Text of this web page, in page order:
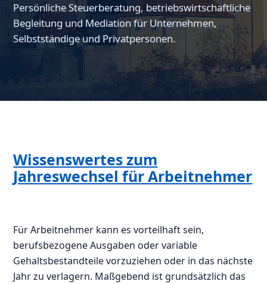
Persönliche Steuerberatung, betriebswirtschaftliche
Begleitung und Mediation für Unternehmen,
Selbstständige und Privatpersonen.
Wissenswertes zum
Jahreswechsel für Arbeitnehmer
Für Arbeitnehmer kann es vorteilhaft sein,
berufsbezogene Ausgaben oder variable
Gehaltsbestandteile vorzuziehen oder in das nächste
Jahr zu verlagern. Maßgebend ist grundsätzlich das